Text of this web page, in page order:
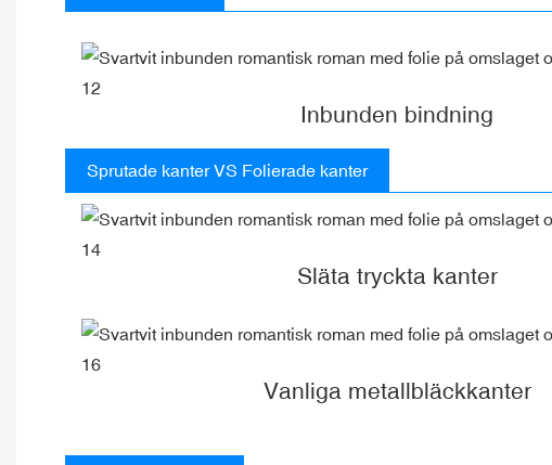
Inbunden bindning
Sprutade kanter VS Folierade kanter
Släta tryckta kanter
Vanliga metallbläckkanter